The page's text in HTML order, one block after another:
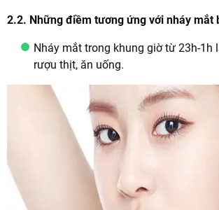
2.2. Những điềm tương ứng với nháy mắt
Nháy mắt trong khung giờ từ 23h-1h
rượu thịt, ăn uống.